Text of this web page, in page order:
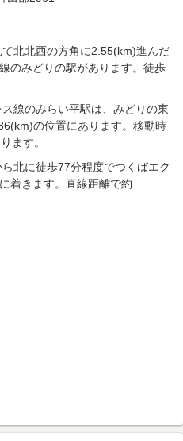
北北西の方角に2.55(km)進んだ
のみどりの駅があります。徒歩
線のみらい平駅は、みどりの東
の位置にあります。移動時
ます。
北に徒歩77分程度でつくばエク
着きます。直線距離で約